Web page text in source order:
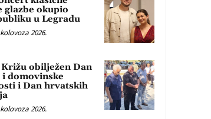
glazbe okupio
u Legradu
2026.
Križu obilježen Dan
domovinske
i Dan hrvatskih
2026.